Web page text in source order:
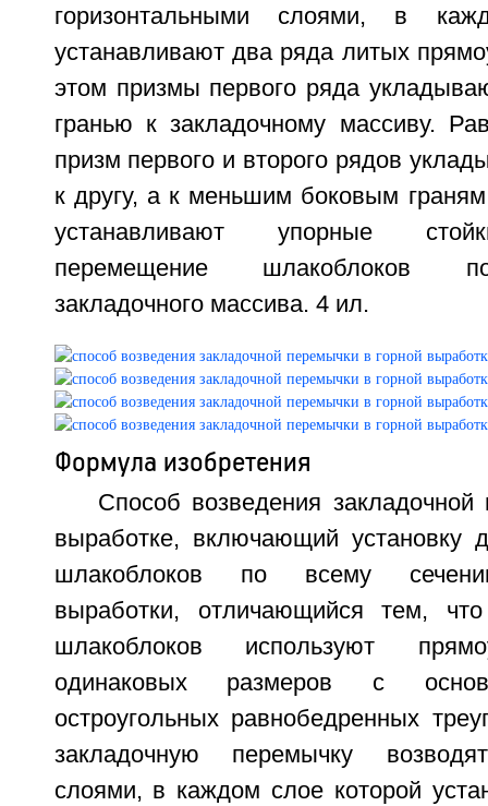
горизонтальными слоями, в
устанавливают два ряда литых
этом призмы первого ряда
гранью к закладочному массиву.
призм первого и второго рядов
к другу, а к меньшим боковым
устанавливают упорные
перемещение шлакоблоков
закладочного массива. 4 ил.
Формула изобретения
Способ возведения
выработке, включающий установку
шлакоблоков по всему
выработки, отличающийся тем,
шлакоблоков используют
одинаковых размеров с
остроугольных равнобедренных
закладочную перемычку
слоями, в каждом слое которой